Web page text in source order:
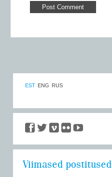
EST ENG RUS
Viimased postitused